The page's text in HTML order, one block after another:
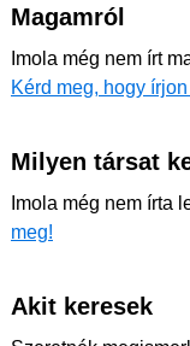
Magamról
Imola még nem írt
Kérd meg, hogy
Milyen társat
Imola még nem írta
meg!
Akit keresek